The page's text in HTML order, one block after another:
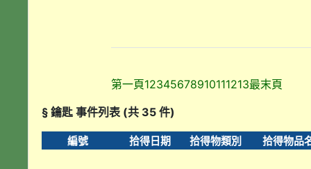
第一頁12345678910111213最末頁
§ 鑰匙 事件列表 (共 35 件)
編號 拾得日期 拾得物類別 拾得物品